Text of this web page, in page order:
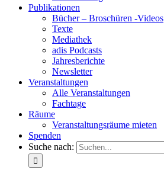
Publikationen
Bücher – Broschüren -Videos
Texte
Mediathek
adis Podcasts
Jahresberichte
Newsletter
Veranstaltungen
Alle Veranstaltungen
Fachtage
Räume
Veranstaltungsräume mieten
Spenden
Suche nach: